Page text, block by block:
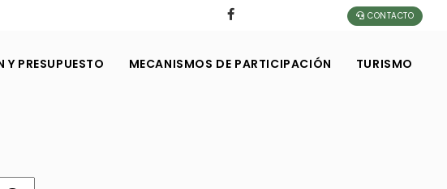
CONTACTO
Y PRESUPUESTO MECANISMOS DE PARTICIPACIÓN TURISMO